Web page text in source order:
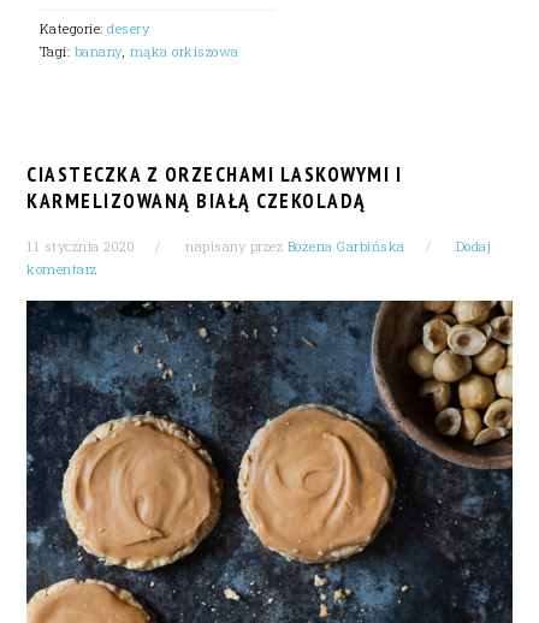
Kategorie:desery
Tagi: banany, mąka orkiszowa
CIASTECZKA Z ORZECHAMI LASKOWYMI I
KARMELIZOWANĄ BIAŁĄ CZEKOLADĄ
11 stycznia 2020 napisany przez Bożena Garbińska
Dodaj
komentarz